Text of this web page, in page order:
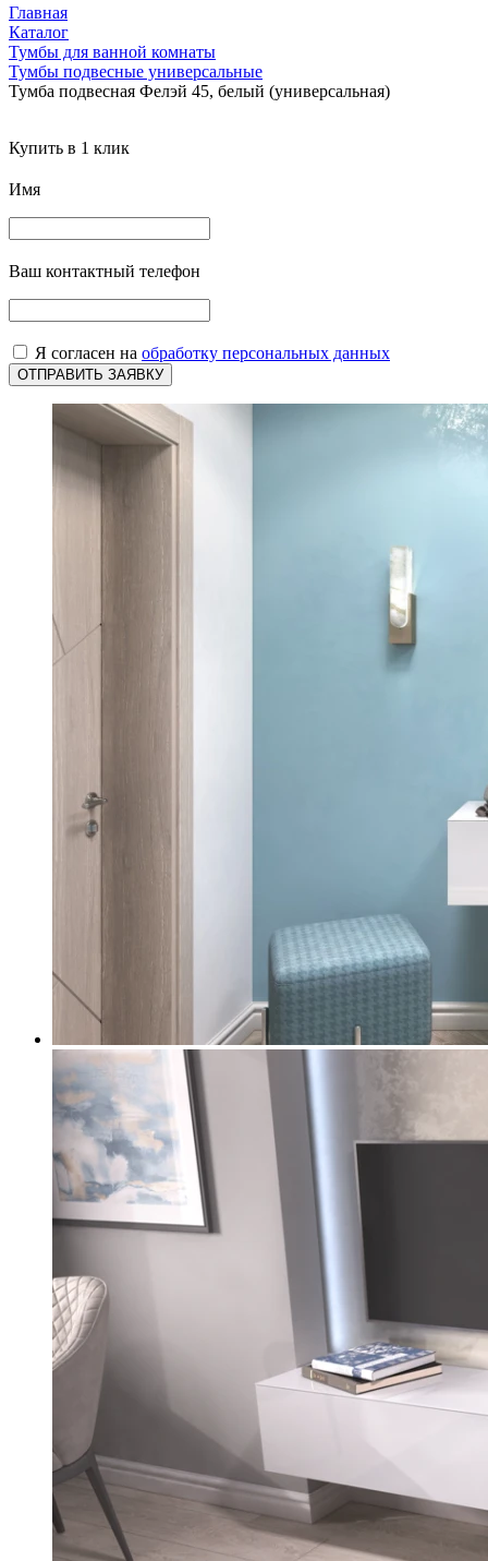
Главная
Каталог
Тумбы для ванной комнаты
Тумбы подвесные универсальные
Тумба подвесная Фелэй 45, белый (универсальная)
Купить в 1 клик
Имя
Ваш контактный телефон
Я согласен на обработку персональных данных